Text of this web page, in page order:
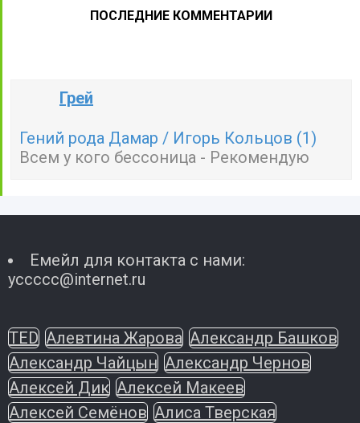
ПОСЛЕДНИЕ КОММЕНТАРИИ
Грей
Гений рода Дамар / Игорь Кольцов (1)
Всем у кого бессоница - Рекомендую
Емейл для контакта с нами:
yccccc@internet.ru
TED Алевтина Жарова Александр Башков
Александр Чайцын Александр Чернов
Алексей Дик Алексей Макеев
Алексей Семёнов Алиса Тверская